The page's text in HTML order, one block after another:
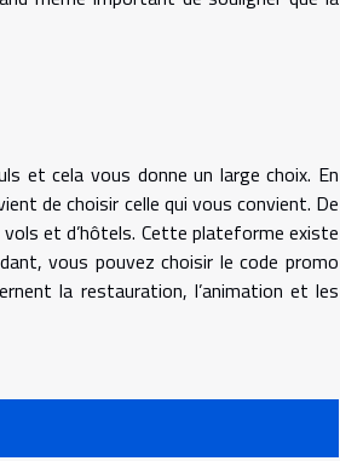
et cela vous donne un large choix. En
de choisir celle qui vous convient. De
et d’hôtels. Cette plateforme existe
vous pouvez choisir le code promo
la restauration, l’animation et les